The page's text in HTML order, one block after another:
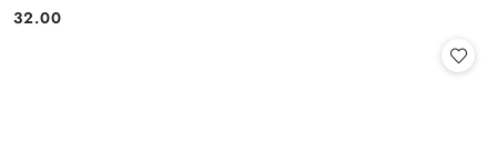
Cena:
32.00